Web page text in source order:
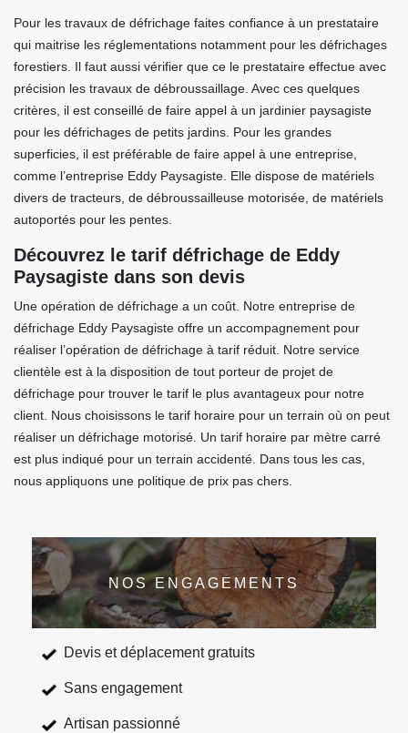
Pour les travaux de défrichage faites confiance à un prestataire
qui maitrise les réglementations notamment pour les défrichages
forestiers. Il faut aussi vérifier que ce le prestataire effectue avec
précision les travaux de débroussaillage. Avec ces quelques
critères, il est conseillé de faire appel à un jardinier paysagiste
pour les défrichages de petits jardins. Pour les grandes
superficies, il est préférable de faire appel à une entreprise,
comme l’entreprise Eddy Paysagiste. Elle dispose de matériels
divers de tracteurs, de débroussailleuse motorisée, de matériels
autoportés pour les pentes.
Découvrez le tarif défrichage de Eddy
Paysagiste dans son devis
Une opération de défrichage a un coût. Notre entreprise de
défrichage Eddy Paysagiste offre un accompagnement pour
réaliser l’opération de défrichage à tarif réduit. Notre service
clientèle est à la disposition de tout porteur de projet de
défrichage pour trouver le tarif le plus avantageux pour notre
client. Nous choisissons le tarif horaire pour un terrain où on peut
réaliser un défrichage motorisé. Un tarif horaire par mètre carré
est plus indiqué pour un terrain accidenté. Dans tous les cas,
nous appliquons une politique de prix pas chers.
NOS ENGAGEMENTS
Devis et déplacement gratuits
Sans engagement
Artisan passionné